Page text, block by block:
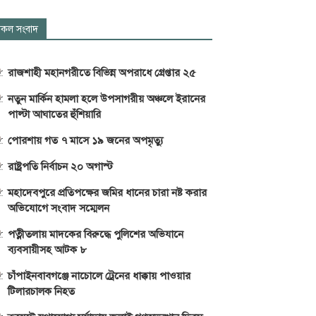
সংবাদ
রাজশাহী মহানগরীতে বিভিন্ন অপরাধে গ্রেপ্তার ২৫
নতুন মার্কিন হামলা হলে উপসাগরীয় অঞ্চলে ইরানের
পাল্টা আঘাতের হুঁশিয়ারি
পোরশায় গত ৭ মাসে ১৯ জনের অপমৃত্যু
রাষ্ট্রপতি নির্বাচন ২০ অগাস্ট
মহাদেবপুরে প্রতিপক্ষের জমির ধানের চারা নষ্ট করার
অভিযোগে সংবাদ সম্মেলন
পত্নীতলায় মাদকের বিরুদ্ধে পুলিশের অভিযানে
ব্যবসায়ীসহ আটক ৮
চাঁপাইনবাবগঞ্জে নাচোলে ট্রেনের ধাক্কায় পাওয়ার
টিলারচালক নিহত